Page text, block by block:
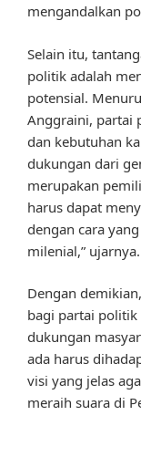
mengandalkan
Selain itu,
politik adalah
potensial.
Anggraini, partai
dan kebutuhan
dukungan dari
merupakan
harus dapat
dengan cara
milenial,” ujarnya.
Dengan
bagi partai
dukungan
ada harus
visi yang jelas
meraih suara di